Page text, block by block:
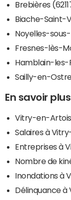
Brebières
Biache-Saint-
Noyelles-
Fresnes-lès-
Hamblain-les-
Sailly-en-
En savoir
Vitry-en-Artois
Salaires à
Entreprises à
Nombre de
Inondations à
Délinquance